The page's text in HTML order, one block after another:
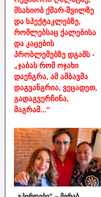
მსახიობ ქმარ-შვილზე
და სპექტაკლებზე,
რომლებსაც ქალებისა
და კაცების
პრობლემებზე დგამს -
„ჯაბას რომ ოჯახი
დაენგრა, ამ ამბავმა
დაგვანგრია, ვეცადეთ,
გადაგვერჩინა,
მაგრამ...“